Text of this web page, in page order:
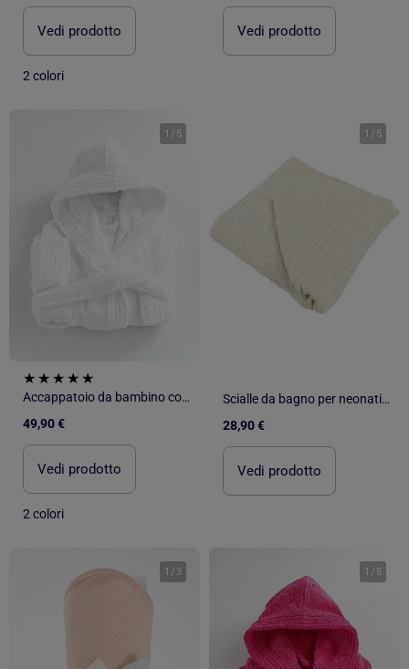
Vedi prodotto
2 colori
Vedi prodotto
1 / 5
Accappatoio da bambino con cappuccio in spugna di cotone boucl? COCOON
49,90 €
Vedi prodotto
2 colori
1 / 5
Scialle da bagno per neonati da ricamare con nastro Aïda – Aidelle
28,90 €
Vedi prodotto
1 / 3 1 / 5